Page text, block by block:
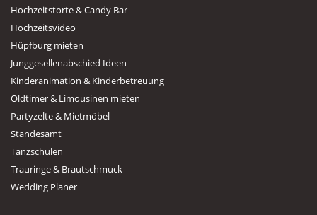
Hochzeitstorte & Candy Bar
Hochzeitsvideo
Hüpfburg mieten
Junggesellenabschied Ideen
Kinderanimation & Kinderbetreuung
Oldtimer & Limousinen mieten
Partyzelte & Mietmöbel
Standesamt
Tanzschulen
Trauringe & Brautschmuck
Wedding Planer